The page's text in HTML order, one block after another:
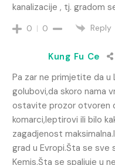
kanalizacije , tj. gradom
0 0 Reply
Kung Fu Ce
Pa zar ne primjetite da u
golubovi,da skoro nama
ostavite prozor otvoren
komarci,leptirovi ili bilo
zagadjenost
grad u Evropi.Šta se sve
Kemis.Šta se spaljuje u